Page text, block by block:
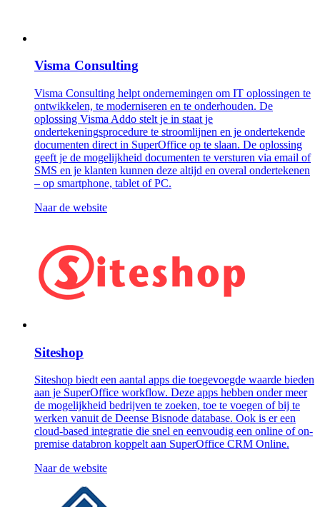
Visma Consulting
Visma Consulting helpt ondernemingen om IT oplossingen te
ontwikkelen, te moderniseren en te onderhouden. De
oplossing Visma Addo stelt je in staat je
ondertekeningsprocedure te stroomlijnen en je ondertekende
documenten direct in SuperOffice op te slaan. De oplossing
geeft je de mogelijkheid documenten te versturen via email of
SMS en je klanten kunnen deze altijd en overal ondertekenen
– op smartphone, tablet of PC.
Naar de website
Siteshop
Siteshop biedt een aantal apps die toegevoegde waarde bieden
aan je SuperOffice workflow. Deze apps hebben onder meer
de mogelijkheid bedrijven te zoeken, toe te voegen of bij te
werken vanuit de Deense Bisnode database. Ook is er een
cloud-based integratie die snel en eenvoudig een online of on-
premise databron koppelt aan SuperOffice CRM Online.
Naar de website